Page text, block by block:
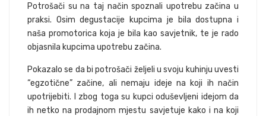
Potrošači su na taj način spoznali upotrebu začina u
praksi. Osim degustacije kupcima je bila dostupna i
naša promotorica koja je bila kao savjetnik, te je rado
objasnila kupcima upotrebu začina.
Pokazalo se da bi potrošači željeli u svoju kuhinju uvesti
“egzotične” začine, ali nemaju ideje na koji ih način
upotrijebiti. I zbog toga su kupci oduševljeni idejom da
ih netko na prodajnom mjestu savjetuje kako i na koji